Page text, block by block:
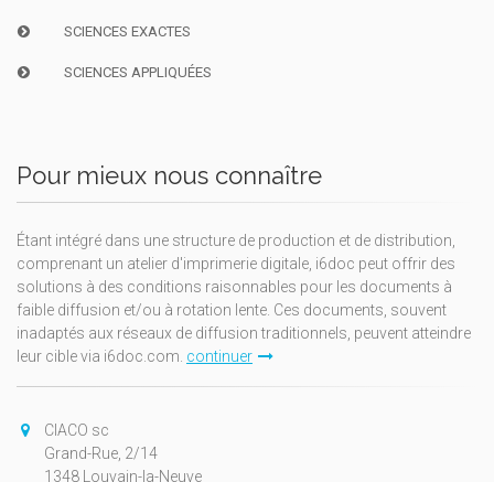
SCIENCES EXACTES
SCIENCES APPLIQUÉES
Pour mieux nous connaître
Étant intégré dans une structure de production et de distribution,
comprenant un atelier d'imprimerie digitale, i6doc peut offrir des
solutions à des conditions raisonnables pour les documents à
faible diffusion et/ou à rotation lente. Ces documents, souvent
inadaptés aux réseaux de diffusion traditionnels, peuvent atteindre
leur cible via i6doc.com. continuer
CIACO sc
Grand-Rue, 2/14
1348 Louvain-la-Neuve